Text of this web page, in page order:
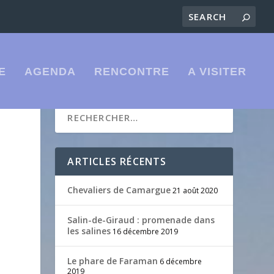
AGENDA RENCONTRE A VISITER
ARTICLES RÉCENTS
Chevaliers de Camargue21 août 2020
Salin-de-Giraud : promenade dans
les salines 16 décembre 2019
Le phare de Faraman 6 décembre
2019